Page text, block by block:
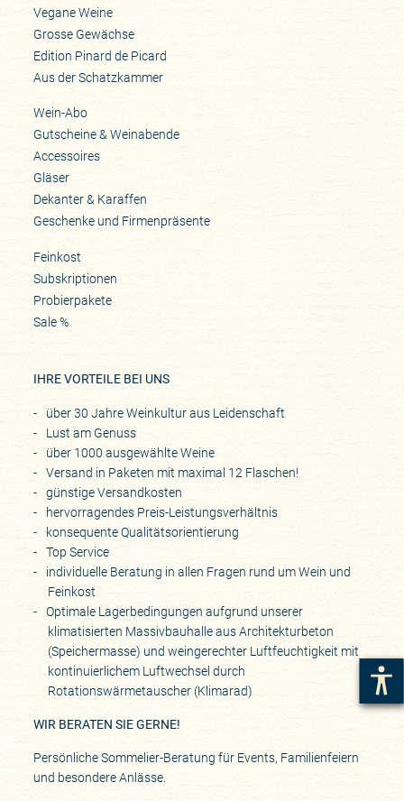
Vegane Weine
Grosse Gewächse
Edition Pinard de Picard
Aus der Schatzkammer
Wein-Abo
Gutscheine & Weinabende
Accessoires
Gläser
Dekanter & Karaffen
Geschenke und Firmenpräsente
Feinkost
Subskriptionen
Probierpakete
Sale %
IHRE VORTEILE BEI UNS
über 30 Jahre Weinkultur aus Leidenschaft
Lust am Genuss
über 1000 ausgewählte Weine
Versand in Paketen mit maximal 12 Flaschen!
günstige Versandkosten
hervorragendes Preis-Leistungsverhältnis
konsequente Qualitätsorientierung
Top Service
individuelle Beratung in allen Fragen rund um Wein und
Feinkost
Optimale Lagerbedingungen aufgrund unserer
klimatisierten Massivbauhalle aus Architekturbeton
(Speichermasse) und weingerechter Luftfeuchtigkeit mit
kontinuierlichem Luftwechsel durch
Rotationswärmetauscher (Klimarad)
WIR BERATEN SIE GERNE!
Persönliche Sommelier-Beratung für Events, Familienfeiern
und besondere Anlässe.